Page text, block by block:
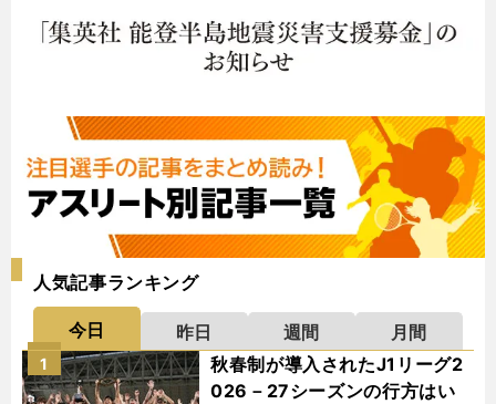
人気記事ランキング
今日 昨日 週間
月間
秋春制が導入されたJ1リーグ2
026－27シーズンの行方はい
1